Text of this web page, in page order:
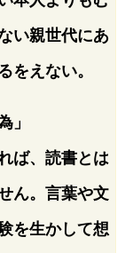
い親世代にあ
をえない。
」
ば、読書とは
ん。言葉や文
を生かして想